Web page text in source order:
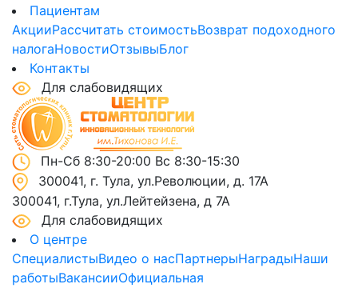
Пациентам
АкцииРассчитать стоимостьВозврат подоходного
налогаНовостиОтзывыБлог
Контакты
Для слабовидящих
Пн-Сб 8:30-20:00 Вс 8:30-15:30
300041, г. Тула, ул.Революции, д. 17А
300041, г.Тула, ул.Лейтейзена, д 7А
Для слабовидящих
О центре
СпециалистыВидео о насПартнерыНаградыНаши
работыВакансииОфициальная